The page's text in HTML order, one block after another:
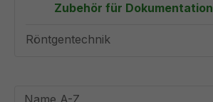
Zubehör für Dokumentation
Röntgentechnik